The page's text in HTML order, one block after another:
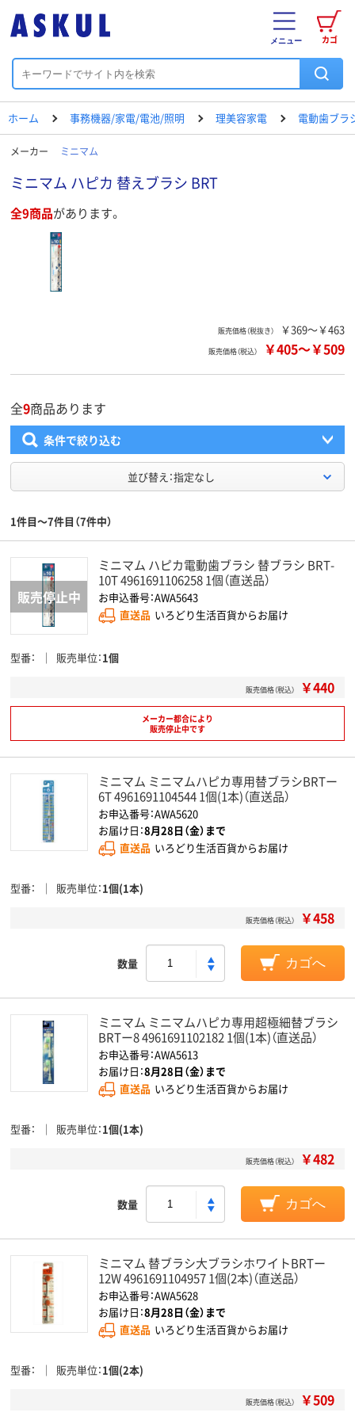
カゴ
メニュー
ホーム 事務機器/家電/電池/照明 理美容家電 電動歯ブラ
メーカー ミニマム
ミニマム ハピカ 替えブラシ BRT
全9商品があります。
販売価格（税抜き） ￥369～￥463
販売価格（税込） ￥405～￥509
全9商品あります
条件で絞り込む
並び替え：指定なし
1件目～7件目（7件中）
ミニマム ハピカ電動歯ブラシ 替ブラシ BRT-
10T 4961691106258 1個（直送品）
お申込番号：AWA5643
直送品 いろどり生活百貨からお届け
型番 販売単位 1個
販売価格（税込） ￥440
メーカー都合により
販売停止中です
ミニマム ミニマムハピカ専用替ブラシBRTー
6T 4961691104544 1個(1本)（直送品）
お申込番号：AWA5620
お届け日：8月28日（金）まで
直送品 いろどり生活百貨からお届け
型番 販売単位 1個(1本)
販売価格（税込） ￥458
数量 カゴへ
ミニマム ミニマムハピカ専用超極細替ブラシ
BRTー8 4961691102182 1個(1本)（直送品）
お申込番号：AWA5613
お届け日：8月28日（金）まで
直送品 いろどり生活百貨からお届け
型番 販売単位 1個(1本)
販売価格（税込） ￥482
数量 カゴへ
ミニマム 替ブラシ大ブラシホワイトBRTー
12W 4961691104957 1個(2本)（直送品）
お申込番号：AWA5628
お届け日：8月28日（金）まで
直送品 いろどり生活百貨からお届け
型番 販売単位 1個(2本)
販売価格（税込） ￥509